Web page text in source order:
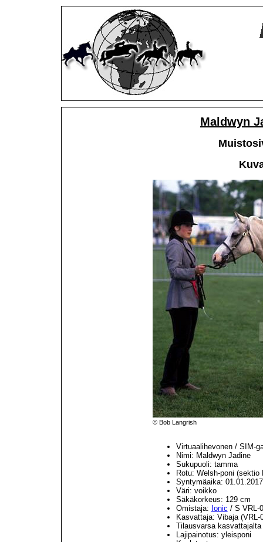
Maldwyn
© Bob Langrish
Virtuaalihevonen / SIM-
Nimi: Maldwyn Jadine
Sukupuoli: tamma
Rotu: Welsh-poni (sektio
Syntymäaika: 01.01.2017
Väri: voikko
Säkäkorkeus: 129 cm
Omistaja: Ionic / S VRL-
Kasvattaja: Vibaja (VRL-
Tilausvarsa kasvattajalta
Lajipainotus: yleisponi